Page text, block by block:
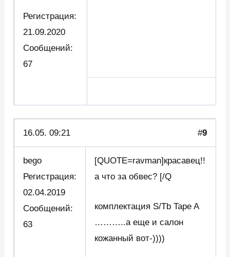
Регистрация:
21.09.2020
Сообщений:
67
16.05. 09:21 #9
bego
Регистрация:
02.04.2019
Сообщений:
63
[QUOTE=ravman]красавец!!
а что за обвес? [/Q
комплектация S/Tb Tape A
………..а еще и салон
кожанный вот-))))